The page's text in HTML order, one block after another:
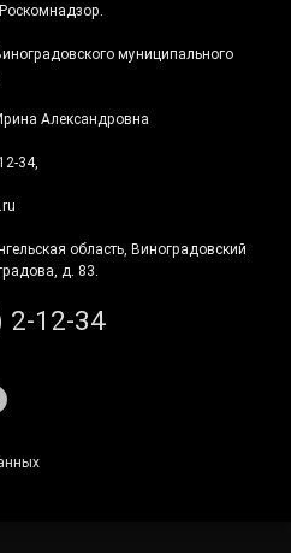
муниципального
Александровна
34,
область, Виноградовский
д. 83.
2-12-34